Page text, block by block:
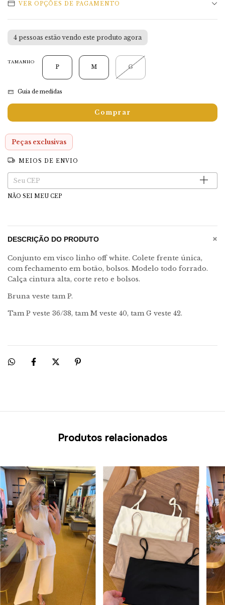
VER OPÇÕES DE PAGAMENTO
3 pessoas estão vendo este produto agora
TAMANHO
P M G
Guia de medidas
Peças exclusivas
MEIOS DE ENVIO
Entregas para o CEP: Alterar CEP
NÃO SEI MEU CEP
DESCRIÇÃO DO PRODUTO +
Conjunto em visco linho off white. Colete frente única,
com fechamento em botão, bolsos. Modelo todo forrado.
Calça cintura alta, corte reto e bolsos.
Bruna veste tam P.
Tam P veste 36/38, tam M veste 40, tam G veste 42.
Produtos relacionados